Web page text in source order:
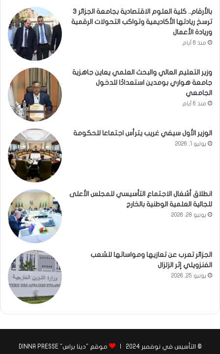
بالأرقام.. كلية العلوم الاقتصادية بجامعة الجزائر 3
ترسخ ريادتها الأكاديمية وتواكب التحولات الرقمية
وريادة الأعمال
منذ 6 أيام
وزير التعليم العالي والبحث العلمي يعاين جاهزية
جامعة هواري بومدين استعدادًا للدخول
الجامعي
منذ 6 أيام
الوزير الأول سيفي غريب يترأس اجتماعا للحكومة
يوليو 1, 2026
انطلاق أشغال الاجتماع التأسيسي للمجلس الأعلى
للجالية العلمية الوطنية بالخارج
يونيو 28, 2026
الجزائر تعرب عن تعازيها ومواساتها للشعب
الفنزويلي إثر الزلزال
يونيو 25, 2026
© التأسيس في نوفمبر 2024 | موقع "دينا براس" DINNA PRESSE